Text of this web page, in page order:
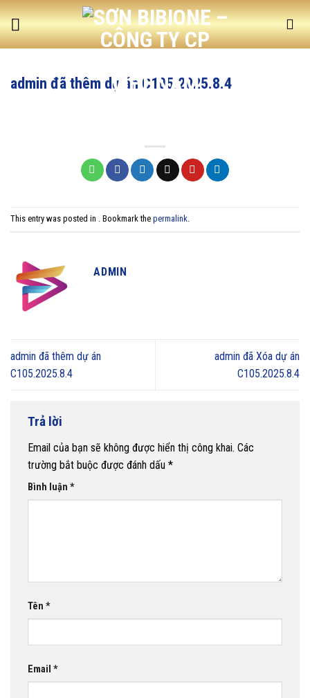
Skip
content
admin đã thêm dự án C105.2025.8.4
This entry was posted in . Bookmark the permalink.
ADMIN
admin đã thêm dự án
C105.2025.8.4
admin đã Xóa dự án
C105.2025.8.4
Trả lời
Email của bạn sẽ không được hiển thị công khai. Các
trường bắt buộc được đánh dấu *
Bình luận *
Tên *
Email *